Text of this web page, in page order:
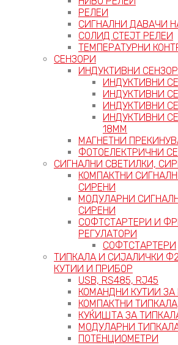
РЕЛЕИ
СИГНАЛНИ ДАВАЧИ
СОЛИД СТЕЈТ РЕЛЕИ
ТЕМПЕРАТУРНИ
СЕНЗОРИ
ИНДУКТИВНИ
ИНДУКТИВНИ
ИНДУКТИВНИ
ИНДУКТИВНИ
ИНДУКТИВНИ
18ММ
МАГНЕТНИ
ФОТОЕЛЕКТРИЧНИ
СИГНАЛНИ СВЕТИЛКИ,
КОМПАКТНИ
СИРЕНИ
МОДУЛАРНИ
СИРЕНИ
СОФТСТАРТЕРИ И
РЕГУЛАТОРИ
СОФТСТАРТЕРИ
ТИПКАЛА И СИЈАЛИЧКИ
КУТИИ И ПРИБОР
USB, RS485, RJ45
КОМАНДНИ КУТИИ ЗА
КОМПАКТНИ ТИПКАЛА
КУЌИШТА ЗА
МОДУЛАРНИ
ПОТЕНЦИОМЕТРИ